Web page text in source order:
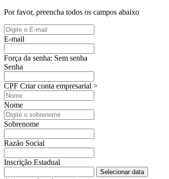
Por favor, preencha todos os campos abaixo
E-mail
Força da senha: Sem senha
Senha
CPF Criar conta empresarial >
Nome
Sobrenome
Razão Social
Inscrição Estadual
Selecionar data